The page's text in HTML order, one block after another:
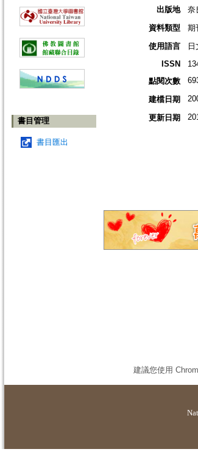
書目管理
書目匯出
出版地
奈
資料類型
期
使用語言
ISSN
點閱次數
建檔日期
更新日期
建議您使用